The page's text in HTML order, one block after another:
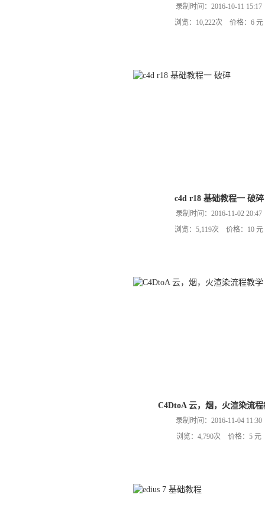
录制时间：2016-10-11 15:17
浏览：10,222次 价格：6 元
c4d r18 基础教程一 破碎
录制时间：2016-11-02 20:47
浏览：5,119次 价格：10 元
C4DtoA 云，烟，火渲染流程
录制时间：2016-11-04 11:30
浏览：4,790次 价格：5 元